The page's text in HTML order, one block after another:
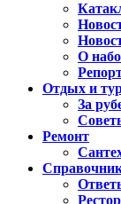
О
Отдых и
За
Ремонт